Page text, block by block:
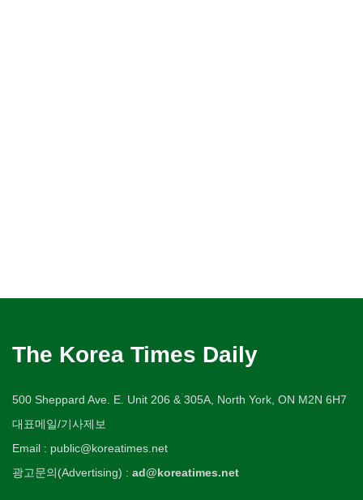
The Korea Times Daily
500 Sheppard Ave. E. Unit 206 & 305A, North York, ON M2N 6H7
대표메일/기사제보
Email : public@koreatimes.net
광고문의(Advertising) : ad@koreatimes.net